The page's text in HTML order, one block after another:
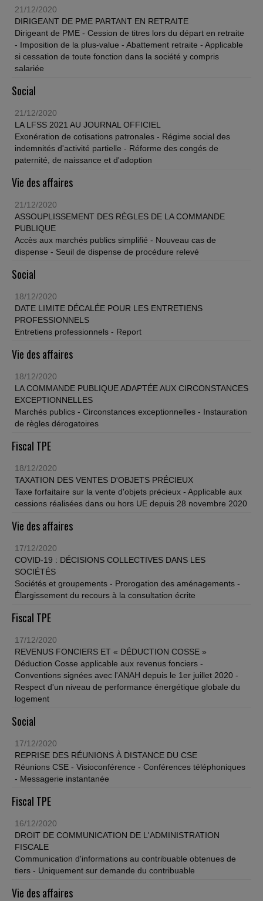
21/12/2020
DIRIGEANT DE PME PARTANT EN RETRAITE
Dirigeant de PME - Cession de titres lors du départ en retraite
- Imposition de la plus-value - Abattement retraite - Applicable
si cessation de toute fonction dans la société y compris
salariée
Social
21/12/2020
LA LFSS 2021 AU JOURNAL OFFICIEL
Exonération de cotisations patronales - Régime social des
indemnités d'activité partielle - Réforme des congés de
paternité, de naissance et d'adoption
Vie des affaires
21/12/2020
ASSOUPLISSEMENT DES RÈGLES DE LA COMMANDE
PUBLIQUE
Accès aux marchés publics simplifié - Nouveau cas de
dispense - Seuil de dispense de procédure relevé
Social
18/12/2020
DATE LIMITE DÉCALÉE POUR LES ENTRETIENS
PROFESSIONNELS
Entretiens professionnels - Report
Vie des affaires
18/12/2020
LA COMMANDE PUBLIQUE ADAPTÉE AUX CIRCONSTANCES
EXCEPTIONNELLES
Marchés publics - Circonstances exceptionnelles - Instauration
de règles dérogatoires
Fiscal TPE
18/12/2020
TAXATION DES VENTES D'OBJETS PRÉCIEUX
Taxe forfaitaire sur la vente d'objets précieux - Applicable aux
cessions réalisées dans ou hors UE depuis 28 novembre 2020
Vie des affaires
17/12/2020
COVID-19 : DÉCISIONS COLLECTIVES DANS LES
SOCIÉTÉS
Sociétés et groupements - Prorogation des aménagements -
Élargissement du recours à la consultation écrite
Fiscal TPE
17/12/2020
REVENUS FONCIERS ET « DÉDUCTION COSSE »
Déduction Cosse applicable aux revenus fonciers -
Conventions signées avec l'ANAH depuis le 1er juillet 2020 -
Respect d'un niveau de performance énergétique globale du
logement
Social
17/12/2020
REPRISE DES RÉUNIONS À DISTANCE DU CSE
Réunions CSE - Visioconférence - Conférences téléphoniques
- Messagerie instantanée
Fiscal TPE
16/12/2020
DROIT DE COMMUNICATION DE L'ADMINISTRATION
FISCALE
Communication d'informations au contribuable obtenues de
tiers - Uniquement sur demande du contribuable
Vie des affaires